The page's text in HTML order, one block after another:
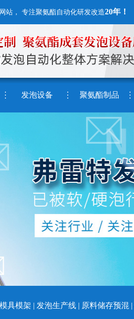
站， 专注聚氨酯自动化研发改造20年！
发泡设备 聚氨酯制品
具模架 | 发泡生产线| 原料储存预混 |